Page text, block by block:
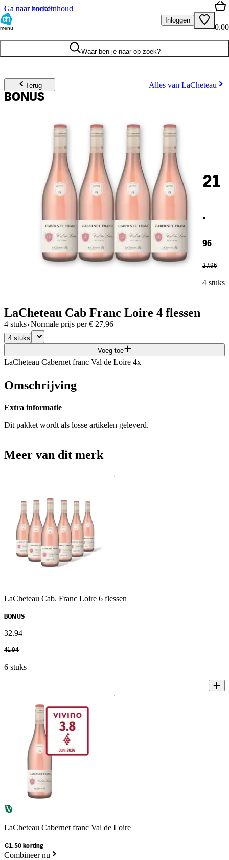
Ga naar hoofdinhoud
Ga naar zoeken
menu
Inloggen
0.00
Waar ben je naar op zoek?
Terug Alles van LaCheteau
BONUS
21
.
96
27.96
4 stuks
LaCheteau Cab Franc Loire 4 flessen
4 stuks·Normale prijs per € 27,96
4 stuks
Voeg toe
LaCheteau Cabernet franc Val de Loire 4x
Omschrijving
Extra informatie
Dit pakket wordt als losse artikelen geleverd.
Meer van dit merk
LaCheteau Cab. Franc Loire 6 flessen
BONUS
32.94
41.94
6 stuks
LaCheteau Cabernet franc Val de Loire
€1.50 korting
Combineer nu